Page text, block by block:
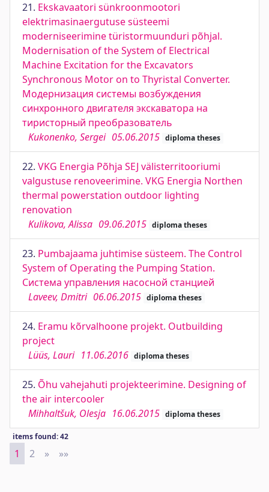
21. Ekskavaatori sünkroonmootori
elektrimasinaergutuse süsteemi
moderniseerimine türistormuunduri põhjal.
Modernisation of the System of Electrical
Machine Excitation for the Excavators
Synchronous Motor on to Thyristal Converter.
Модернизация системы возбуждения
синхронного двигателя экскаватора на
тиристорный преобразователь
Kukonenko, Sergei 05.06.2015 diploma theses
22. VKG Energia Põhja SEJ välisterritooriumi
valgustuse renoveerimine. VKG Energia Northen
thermal powerstation outdoor lighting
renovation
Kulikova, Alissa 09.06.2015 diploma theses
23. Pumbajaama juhtimise süsteem. The Control
System of Operating the Pumping Station.
Система управления насосной станцией
Laveev, Dmitri 06.06.2015 diploma theses
24. Eramu kõrvalhoone projekt. Outbuilding
project
Lüüs, Lauri 11.06.2016 diploma theses
25. Õhu vahejahuti projekteerimine. Designing of
the air intercooler
Mihhaltšuk, Olesja 16.06.2015 diploma theses
items found: 42
1 2 » Next
»»